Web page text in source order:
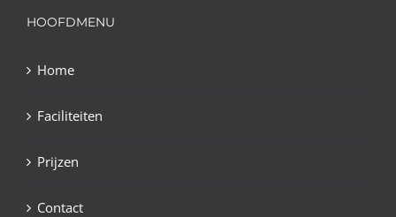
HOOFDMENU
Home
Faciliteiten
Prijzen
Contact